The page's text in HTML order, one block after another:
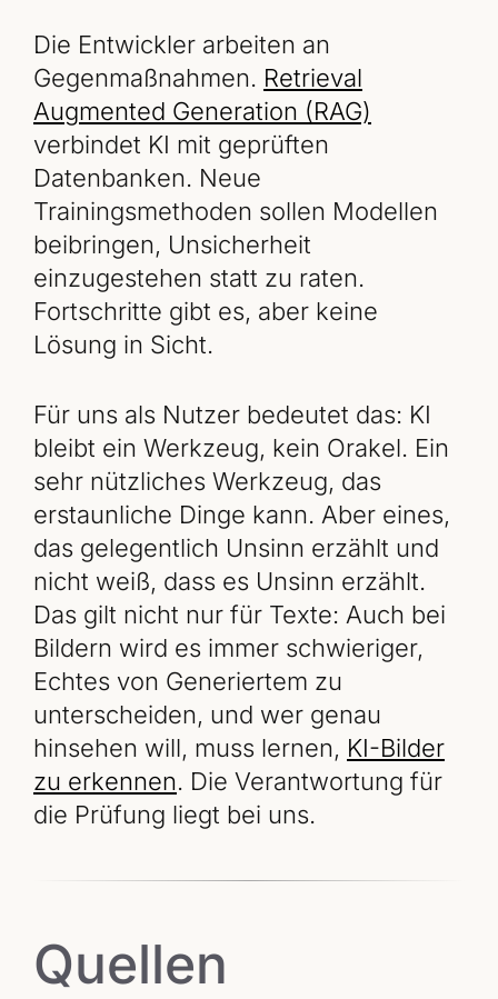
Die Entwickler arbeiten an
Gegenmaßnahmen. Retrieval
Augmented Generation (RAG)
verbindet KI mit geprüften
Datenbanken. Neue
Trainingsmethoden sollen Modellen
beibringen, Unsicherheit
einzugestehen statt zu raten.
Fortschritte gibt es, aber keine
Lösung in Sicht.
Für uns als Nutzer bedeutet das: KI
bleibt ein Werkzeug, kein Orakel. Ein
sehr nützliches Werkzeug, das
erstaunliche Dinge kann. Aber eines,
das gelegentlich Unsinn erzählt und
nicht weiß, dass es Unsinn erzählt.
Das gilt nicht nur für Texte: Auch bei
Bildern wird es immer schwieriger,
Echtes von Generiertem zu
unterscheiden, und wer genau
hinsehen will, muss lernen, KI-Bilder
zu erkennen. Die Verantwortung für
die Prüfung liegt bei uns.
Quellen